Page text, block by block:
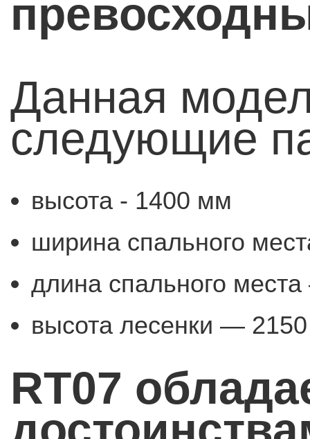
Данная
следующие
высота - 1400 мм
ширина спального
длина спального
высота лесенки —
RT07